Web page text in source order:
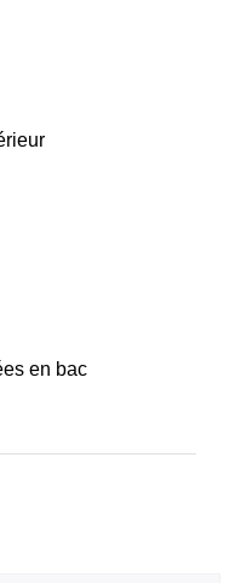
en bac